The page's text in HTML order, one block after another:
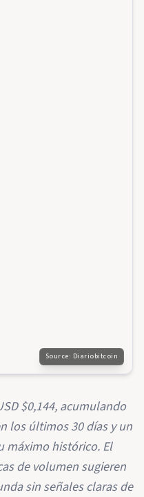
Source: Diariobitcoin
$0,144, acumulando
los últimos 30 días y un
máximo histórico. El
de volumen sugieren
sin señales claras de